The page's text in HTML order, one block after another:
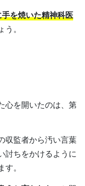
を焼いた精神科医
。
心を開いたのは、第
収監者から汚い言葉
討ちをかけるように
。